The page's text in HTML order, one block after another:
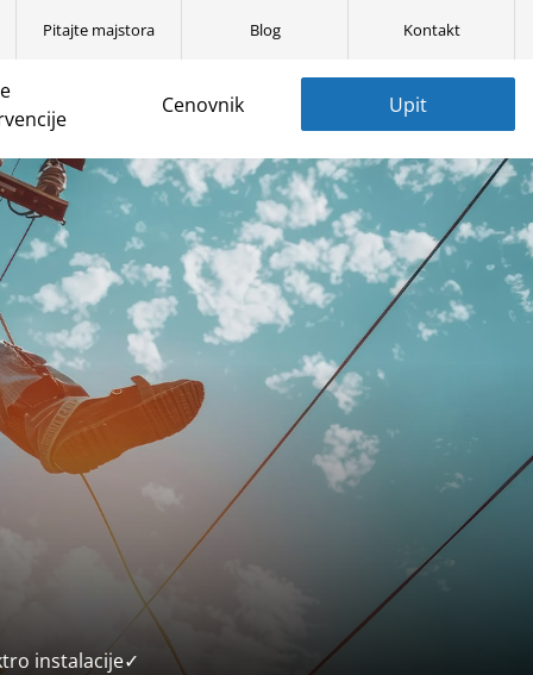
Pitajte majstora Blog Kontakt
Cenovnik Upit
instalacije✓